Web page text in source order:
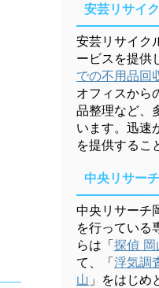
安芸リサイ
安芸リサイク
ービスを提供
での不用品回
オフィスから
品整理など、
います。迅速
を提供するこ
中央リサー
中央リサーチ
を行っている
らは「探偵 岡
て、「浮気調
山 」をはじめ